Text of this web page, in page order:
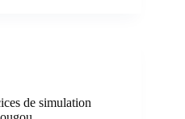
de simulation